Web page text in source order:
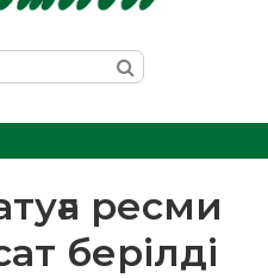
ресми
берілді